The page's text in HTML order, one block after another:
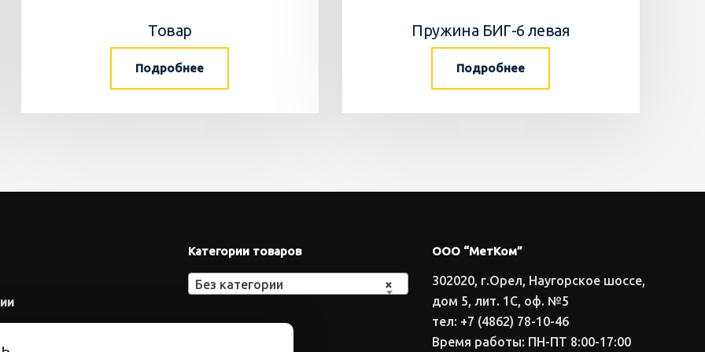
Товар
Подробнее
Пружина БИГ-6 левая
Подробнее
Категории товаров
×
Без категории
ООО “МетКом”
302020, г.Орел, Наугорское шоссе,
дом 5, лит. 1С, оф. №5
тел: +7 (4862) 78-10-46
Время работы: ПН-ПТ 8:00-17:00